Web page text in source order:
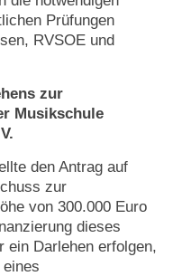
Prüfungen
RVSOE und
zur
Musikschule
den Antrag auf
zur
von 300.000 Euro
dieses
ein Darlehen erfolgen,